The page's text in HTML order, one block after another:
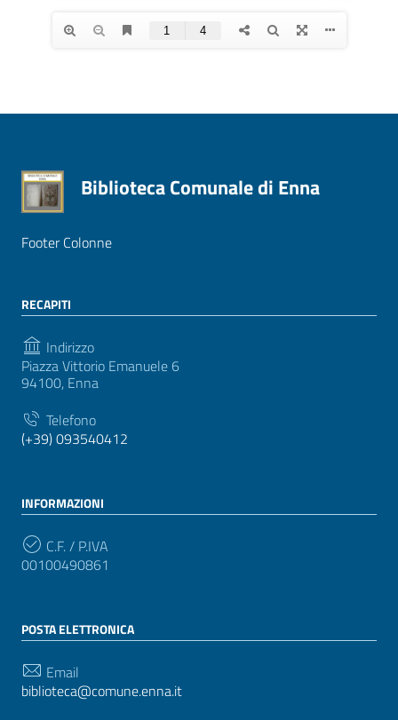
Biblioteca Comunale di Enna
Footer Colonne
RECAPITI
Indirizzo
Piazza Vittorio Emanuele 6
94100, Enna
Telefono
(+39) 093540412
INFORMAZIONI
C.F. / P.IVA
00100490861
POSTA ELETTRONICA
Email
biblioteca@comune.enna.it